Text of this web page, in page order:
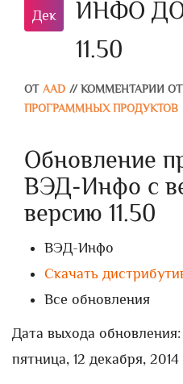
Дек
ИНФО
11.50
ОТ AAD // КОММЕНТАРИИ
ПРОГРАММНЫХ ПРОДУКТОВ
Обновление
ВЭД-Инфо с
версию 11.50
ВЭД-Инфо
Скачать
Все обновления
Дата выхода обновления:
пятница, 12 декабря, 2014